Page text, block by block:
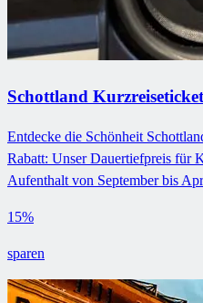
Schottland
Entdecke die Schönheit
Rabatt: Unser Dauertiefpreis für
Aufenthalt von September bis
15%
sparen